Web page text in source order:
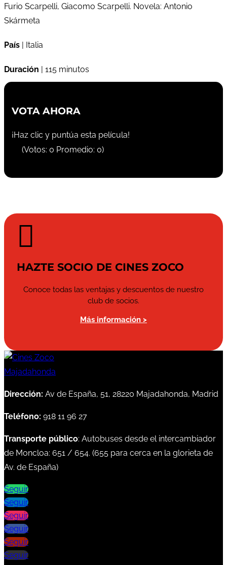
Furio Scarpelli, Giacomo Scarpelli. Novela: Antonio
Skármeta
País | Italia
Duración | 115 minutos
VOTA AHORA
¡Haz clic y puntúa esta película!
(Votos: 0 Promedio: 0)

HAZTE SOCIO DE CINES ZOCO
Conoce todas las ventajas y descuentos de nuestro
club de socios.
Más información >
Dirección: Av de España, 51, 28220 Majadahonda, Madrid
Teléfono: 918 11 96 27
Transporte público: Autobuses desde el intercambiador
de Moncloa: 651 / 654. (655 para cerca en la glorieta de
Av. de España)
Seguir
Seguir
Seguir
Seguir
Seguir
Seguir